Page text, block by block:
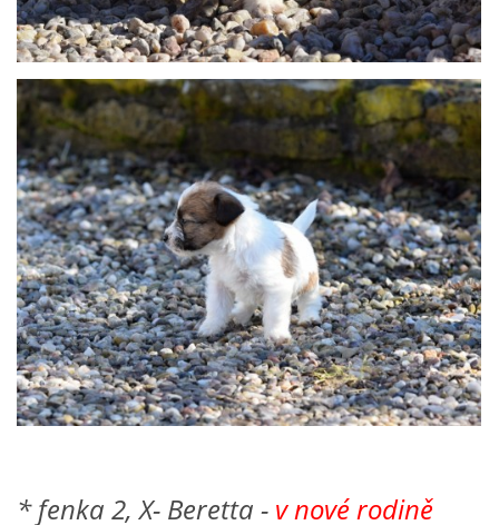
* fenka 2, X- Beretta - v nové rodině